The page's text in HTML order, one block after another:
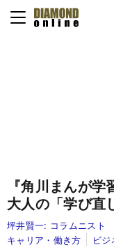
『角川まんが学
大人の「学び直
坪井賢一: コラムニスト
キャリア・働き方
ビ